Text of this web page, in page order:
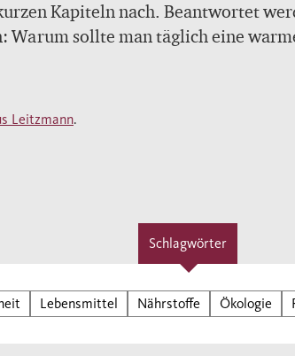
Kapiteln nach. Beantwortet
Warum sollte man täglich eine
der Mensch tierische Produkte, um
zu decken? Mit welchen
versorgt? Wie sicher bzw. unsicher
Leitzmann.
Schlagwörter
Lebensmittel Nährstoffe Ökologie